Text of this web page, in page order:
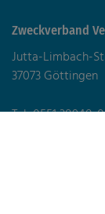
Zweckverband
Jutta-Limbach-
37073 Göttingen
Tel: 0551 38948-0